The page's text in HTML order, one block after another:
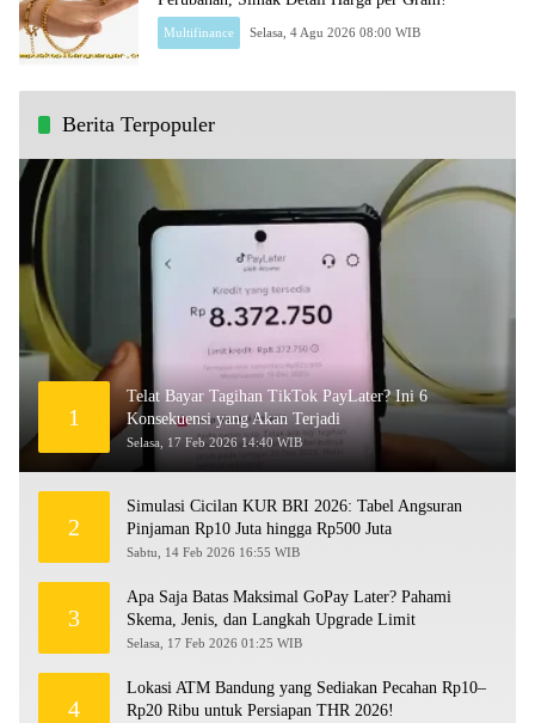
Multifinance Selasa, 4 Agu 2026 08:00 WIB
Berita Terpopuler
1
Telat Bayar Tagihan TikTok PayLater? Ini 6
Konsekuensi yang Akan Terjadi
Selasa, 17 Feb 2026 14:40 WIB
2
Simulasi Cicilan KUR BRI 2026: Tabel Angsuran
Pinjaman Rp10 Juta hingga Rp500 Juta
Sabtu, 14 Feb 2026 16:55 WIB
3
Apa Saja Batas Maksimal GoPay Later? Pahami
Skema, Jenis, dan Langkah Upgrade Limit
Selasa, 17 Feb 2026 01:25 WIB
4
Lokasi ATM Bandung yang Sediakan Pecahan Rp10–
Rp20 Ribu untuk Persiapan THR 2026!